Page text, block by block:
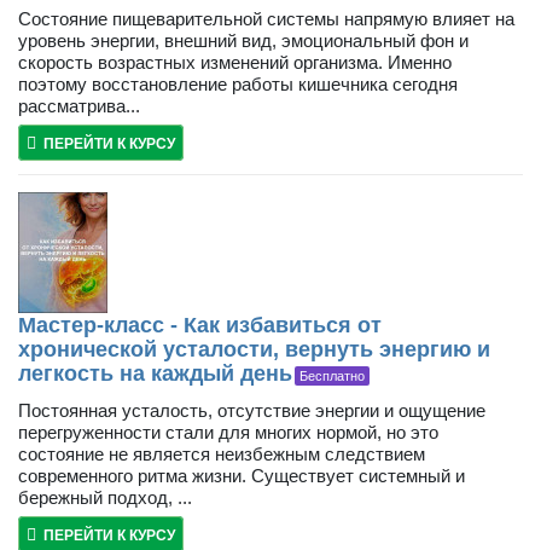
Состояние пищеварительной системы напрямую влияет на
уровень энергии, внешний вид, эмоциональный фон и
скорость возрастных изменений организма. Именно
поэтому восстановление работы кишечника сегодня
рассматрива...
ПЕРЕЙТИ К КУРСУ
Мастер-класс - Как избавиться от
хронической усталости, вернуть энергию и
легкость на каждый день Бесплатно
Постоянная усталость, отсутствие энергии и ощущение
перегруженности стали для многих нормой, но это
состояние не является неизбежным следствием
современного ритма жизни. Существует системный и
бережный подход, ...
ПЕРЕЙТИ К КУРСУ